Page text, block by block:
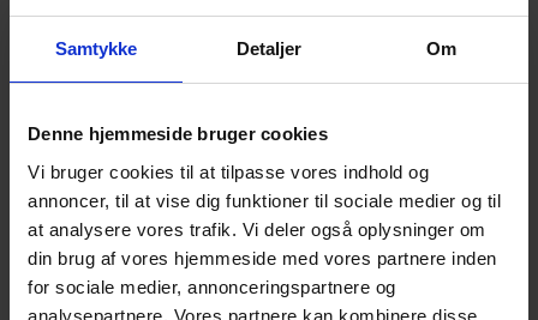
Samtykke Detaljer Om
Denne hjemmeside bruger cookies
Vi bruger cookies til at tilpasse vores indhold og
annoncer, til at vise dig funktioner til sociale medier og til
at analysere vores trafik. Vi deler også oplysninger om
din brug af vores hjemmeside med vores partnere inden
for sociale medier, annonceringspartnere og
analysepartnere. Vores partnere kan kombinere disse
hvordan andres reaktion – eller mangel på samme
– virker.”
2020:Mais far og søn begik begge selvmord_ ”Der
Kristeligt Dagblad
Arrangementet er gratis!